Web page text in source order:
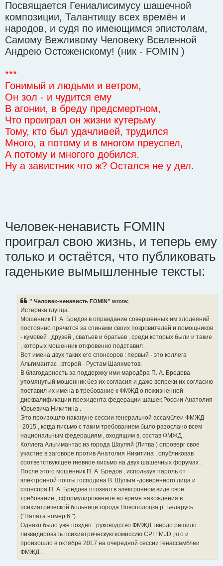
s
t
Посвящается Гениалисимусу шашечной
композиции, Талантищу всех времён и
народов, и судя по имеющимся эпистолам,
Самому Вежливому Человеку Вселенной
Андрею Остоженскому! (ник - FOMIN )
***
Гонимый и людьми и ветром,
Он зол - и чудится ему
В агонии, в бреду предсмертном,
Что проиграл он жизни кутерьму
Тому, кто был удачливей, трудился
Много, а потому и в многом преуспел,
А потому и многого добился.
Ну а завистник что ж? Остался не у дел.
Человек-ненависть FOMIN
проиграл свою жизнь, и теперь ему
только и остаётся, что публиковать
гаденькие вымышленные тексты:
” Человек-ненависть FOMIN” wrote:
Истерика глупца:
Мошенник П. А. Бредов в оправдание совершенных им злодеяний
постоянно прячется за спинами своих покровителей и помощников
- кумовей , друзей , сватьев и братьев , среди которых были и такие
, которых мошенник откровенно подставил .
Вот имена двух таких его спонсоров : первый - это коллега
Альгимантас , второй - Рустам Шаяхметов.
В благодарность за поддержку ими мародёра П. А. Бредова
упомянутый мошенник без их согласия и даже вопреки их согласию
поставил их имена в требование к ФМЖД о пожизненной
дисквалификации президента федерации шашек России Анатолия
Юрьевича Никитина .
Это произошло накануне сессии генеральной ассамблеи ФМЖД
-2015 , когда письмо с таким требованием было разослано всем
национальным федерациям , входящим в, состав ФМЖД .
Коллега Альгимантас из города Шауляй (Литва ) опроверг свое
участие в заговоре против Анатолия Никитина , опубликовав
соответствующее гневное письмо на двух шашечных форумах .
После этого мошенник П. А. Бредов , используя пароль от
электронной почты господина В. Шульги -доверенного лица и
спонсора П. А. Бредова отозвал в электронном виде свое
требование , сформулированное во время нахождения в
психиатрической больнице города Новополоцка р. Беларусь
("Палата номер 6 ").
Однако было уже поздно : руководство ФМЖД твердо решило
ликвидировать психиатрическую.комиссию CPI FMJD ,что и
произошло в октябре 2017 на очередной сессии генассамблеи
ФМЖД .